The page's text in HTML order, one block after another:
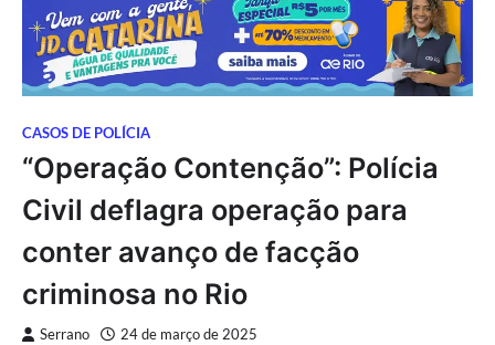
CASOS DE POLÍCIA
“Operação Contenção”: Polícia
Civil deflagra operação para
conter avanço de facção
criminosa no Rio
Serrano 24 de março de 2025